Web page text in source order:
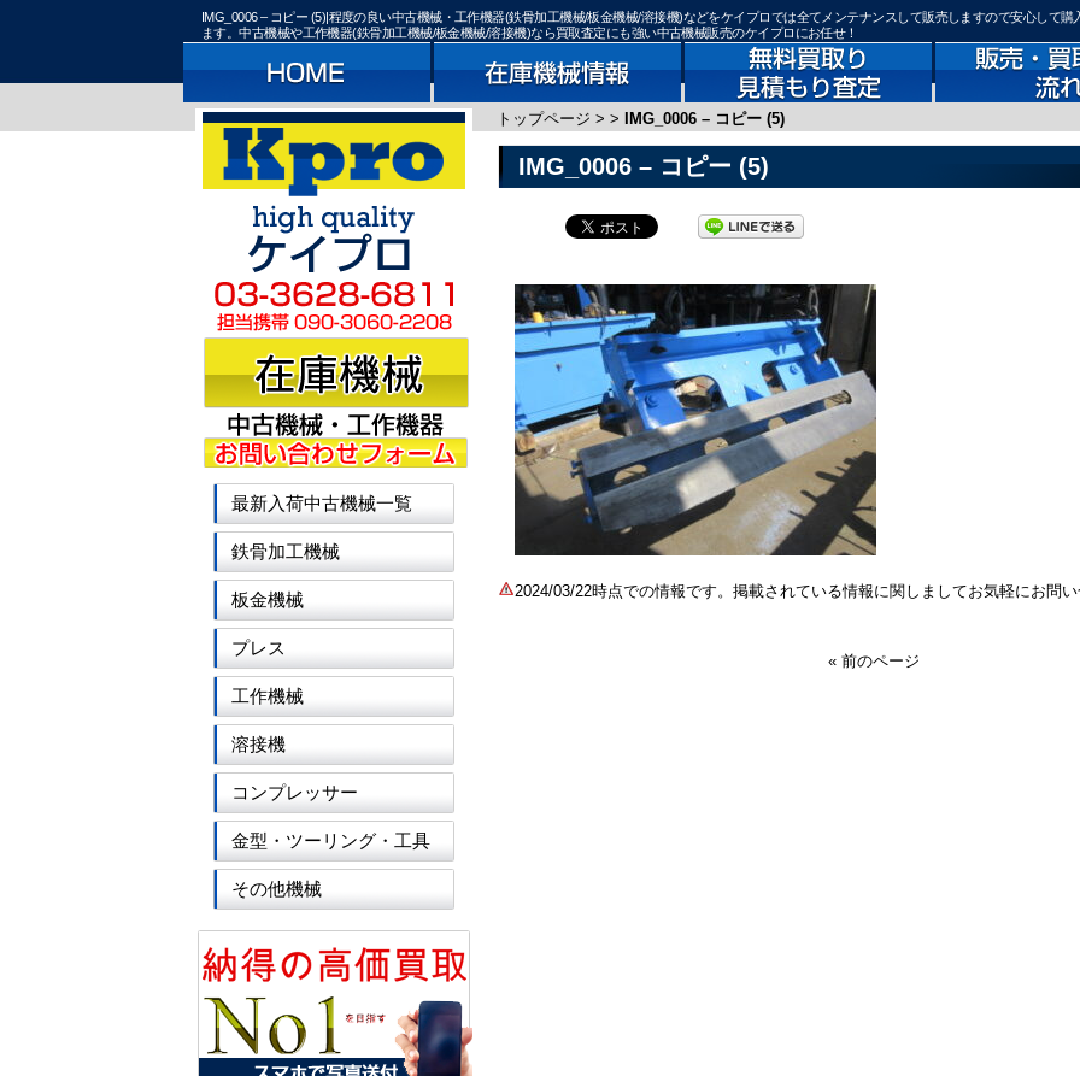
IMG_0006 – コピー (5)|程度の良い中古機械・工作機器(鉄骨加工機械/板金機械/溶接機)などをケイプロでは全てメンテナンスして販売しますので安心して購
ます。中古機械や工作機器(鉄骨加工機械/板金機械/溶接機)なら買取査定にも強い中古機械販売のケイプロにお任せ！
トップページ > > IMG_0006 – コピー (5)
IMG_0006 – コピー (5)
2024/03/22時点での情報です。掲載されている情報に関しましてお気軽にお問い
« 前のページ
最新入荷中古機械一覧
鉄骨加工機械
板金機械
プレス
工作機械
溶接機
コンプレッサー
金型・ツーリング・工具
その他機械